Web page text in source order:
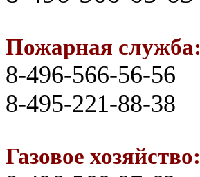
Пожарная служба:
8-496-566-56-56
8-495-221-88-38
Газовое хозяйство: